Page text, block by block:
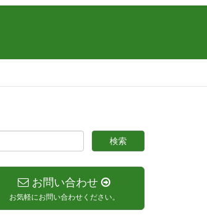
お問い合わせ
お気軽にお問い合わせください。